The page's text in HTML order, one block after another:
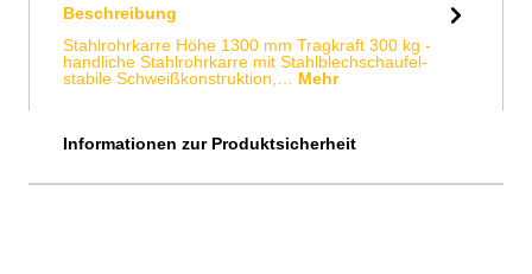
Beschreibung
Stahlrohrkarre Höhe 1300 mm Tragkraft 300 kg -
handliche Stahlrohrkarre mit Stahlblechschaufel-
stabile Schweißkonstruktion,… Mehr
Informationen zur Produktsicherheit